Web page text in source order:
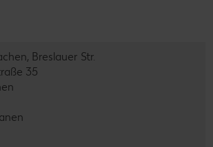
Breslauer Str.
35